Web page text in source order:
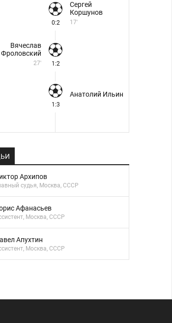
0:2
Сергей
Коршунов
17'
Вячеслав
Фроловский
27' 1:2
1:3
Анатолий Ильин
Архипов
судья, Москва, СССР
Афанасьев
Москва, СССР
Апухтин
Москва, СССР